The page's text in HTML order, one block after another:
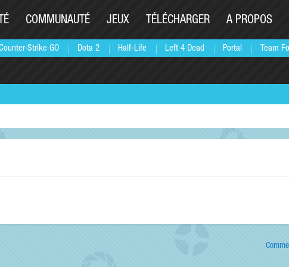
Strike GO Dota 2 Half-Life Left 4 Dead Portal Team
COMMUNAUTÉ JEUX TÉLÉCHARGER A PROPOS